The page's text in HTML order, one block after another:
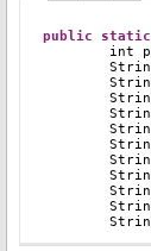
public static
int